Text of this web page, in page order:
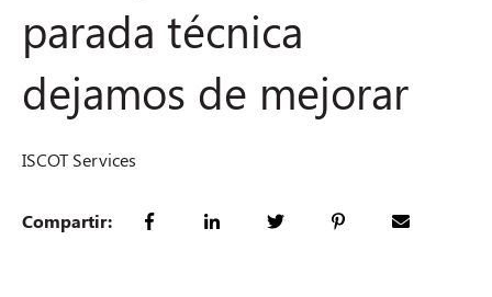
parada técnica
dejamos de mejorar
ISCOT Services
Compartir: